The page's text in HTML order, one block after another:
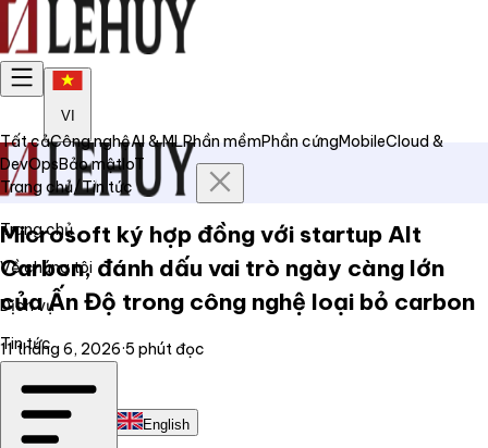
VI
Trang chủ
Về chúng tôi
Dịch vụ
Tin tức
Liên hệ
Tiếng Việt English
Tất cảCông nghệAI & MLPhần mềmPhần cứngMobileCloud &
DevOpsBảo mậtIoT
Trang chủ/Tin tức
Microsoft ký hợp đồng với startup Alt
Carbon, đánh dấu vai trò ngày càng lớn
của Ấn Độ trong công nghệ loại bỏ carbon
11 tháng 6, 2026·5 phút đọc